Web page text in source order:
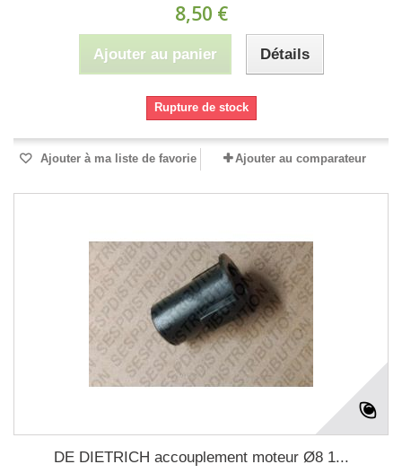
8,50 €
Ajouter au panier Détails
Rupture de stock
Ajouter à ma liste de favorie Ajouter au comparateur
DE DIETRICH accouplement moteur Ø8 1...